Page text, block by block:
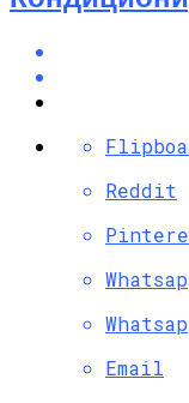
Reddit
Email